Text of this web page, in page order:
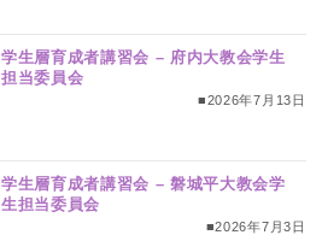
学生層育成者講習会 – 府内大教会学生
担当委員会
■2026年7月13日
学生層育成者講習会 – 磐城平大教会学
生担当委員会
■2026年7月3日